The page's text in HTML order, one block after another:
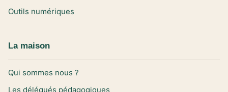
Outils numériques
La maison
Qui sommes nous ?
Les délégués pédagogiques